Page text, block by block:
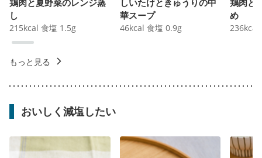
し
215kcal 食塩 1.5g
華スープ
46kcal 食塩 0.9g
め
236kcal
もっと見る
おいしく減塩したい